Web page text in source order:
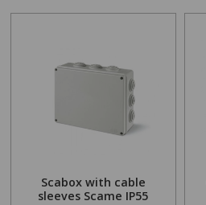
Scabox with cable
sleeves Scame IP55